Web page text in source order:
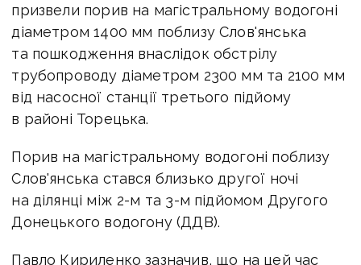
призвели порив на магістральному водогоні
діаметром 1400 мм поблизу Слов'янська
та пошкодження внаслідок обстрілу
трубопроводу діаметром 2300 мм та 2100 мм
від насосної станції третього підйому
в районі Торецька.
Порив на магістральному водогоні поблизу
Слов'янська стався близько другої ночі
на ділянці між 2-м та 3-м підйомом Другого
Донецького водогону (ДДВ).
Павло Кириленко зазначив, що на цей час